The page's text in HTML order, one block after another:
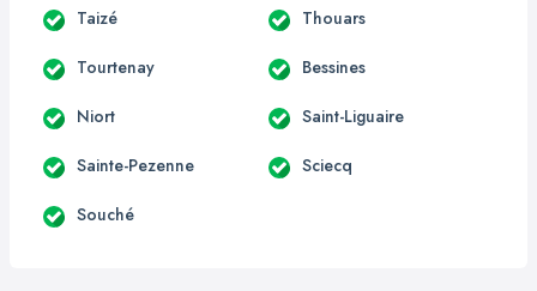
Taizé Thouars
Tourtenay Bessines
Niort Saint-Liguaire
Sainte-Pezenne Sciecq
Souché